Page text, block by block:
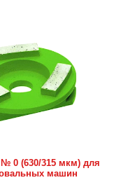
0 (630/315 мкм) для
машин